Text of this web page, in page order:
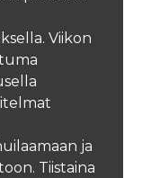
Viikon
ja
Tiistaina